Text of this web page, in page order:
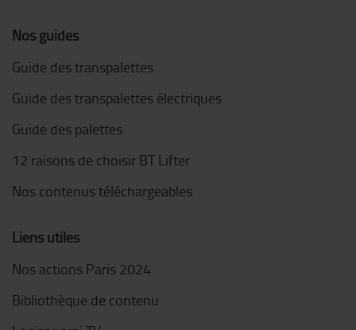
Nos guides
Guide des transpalettes
Guide des transpalettes électriques
Guide des palettes
12 raisons de choisir BT Lifter
Nos contenus téléchargeables
Liens utiles
Nos actions Paris 2024
Bibliothèque de contenu